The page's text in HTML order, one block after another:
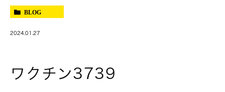
BLOG
2024.01.27
ワクチン3739